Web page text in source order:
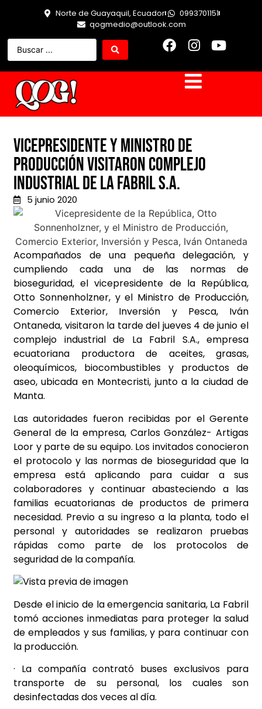
Norte de Guayaquil, Ecuador
0993701151
qogmedio@outlook.com
Vicepresidente y Ministro de
Producción visitaron complejo
Industrial de La Fabril S.A.
5 junio 2020
Acompañados de una pequeña delegación, y
cumpliendo cada una de las normas de
bioseguridad, el vicepresidente de la República,
Otto Sonnenholzner, y el Ministro de Producción,
Comercio Exterior, Inversión y Pesca, Iván
Ontaneda, visitaron la tarde del jueves 4 de junio el
complejo industrial de La Fabril S.A., empresa
ecuatoriana productora de aceites, grasas,
oleoquímicos, biocombustibles y productos de
aseo, ubicada en Montecristi, junto a la ciudad de
Manta.
Las autoridades fueron recibidas por el Gerente
General de la empresa, Carlos González- Artigas
Loor y parte de su equipo. Los invitados conocieron
el protocolo y las normas de bioseguridad que la
empresa está aplicando para cuidar a sus
colaboradores y continuar abasteciendo a las
familias ecuatorianas de productos de primera
necesidad. Previo a su ingreso a la planta, todo el
personal y autoridades se realizaron pruebas
rápidas como parte de los protocolos de
seguridad de la compañía.
Desde el inicio de la emergencia sanitaria, La Fabril
tomó acciones inmediatas para proteger la salud
de empleados y sus familias, y para continuar con
la producción.
· La compañía contrató buses exclusivos para
transporte de su personal, los cuales son
desinfectadas dos veces al día.